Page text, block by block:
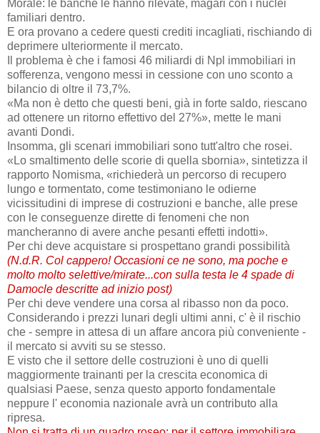
Morale: le banche le hanno rilevate, magari con i nuclei
familiari dentro.
E ora provano a cedere questi crediti incagliati, rischiando di
deprimere ulteriormente il mercato.
Il problema è che i famosi 46 miliardi di Npl immobiliari in
sofferenza, vengono messi in cessione con uno sconto a
bilancio di oltre il 73,7%.
«Ma non è detto che questi beni, già in forte saldo, riescano
ad ottenere un ritorno effettivo del 27%», mette le mani
avanti Dondi.
Insomma, gli scenari immobiliari sono tutt'altro che rosei.
«Lo smaltimento delle scorie di quella sbornia», sintetizza il
rapporto Nomisma, «richiederà un percorso di recupero
lungo e tormentato, come testimoniano le odierne
vicissitudini di imprese di costruzioni e banche, alle prese
con le conseguenze dirette di fenomeni che non
mancheranno di avere anche pesanti effetti indotti».
Per chi deve acquistare si prospettano grandi possibilità
(N.d.R. Col cappero! Occasioni ce ne sono, ma poche e
molto molto selettive/mirate...con sulla testa le 4 spade di
Damocle descritte ad inizio post)
Per chi deve vendere una corsa al ribasso non da poco.
Considerando i prezzi lunari degli ultimi anni, c' è il rischio
che - sempre in attesa di un affare ancora più conveniente -
il mercato si avviti su se stesso.
E visto che il settore delle costruzioni è uno di quelli
maggiormente trainanti per la crescita economica di
qualsiasi Paese, senza questo apporto fondamentale
neppure l' economia nazionale avrà un contributo alla
ripresa.